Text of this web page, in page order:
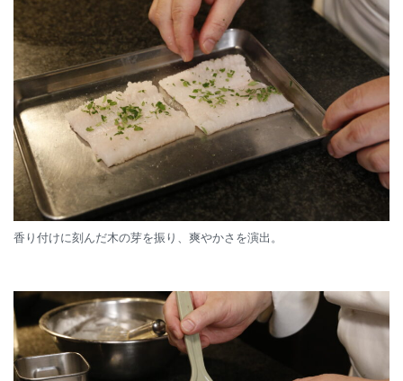
香り付けに刻んだ木の芽を振り、爽やかさを演出。